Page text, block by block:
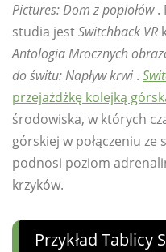
Pictures: Dom z popiołów.
studia jestSwitchback VR
Antologia Mrocznych
do świtu: Napływ krwi .
przejażdżkę kolejką
środowiska, w których
górskiej w połączeniu
podnosi poziom
krzyków.
Przykład Tablicy